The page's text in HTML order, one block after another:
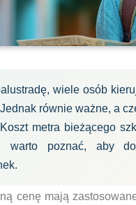
wiele osób
równie ważne, a
metra bieżącego
warto poznać, aby
cenę mają